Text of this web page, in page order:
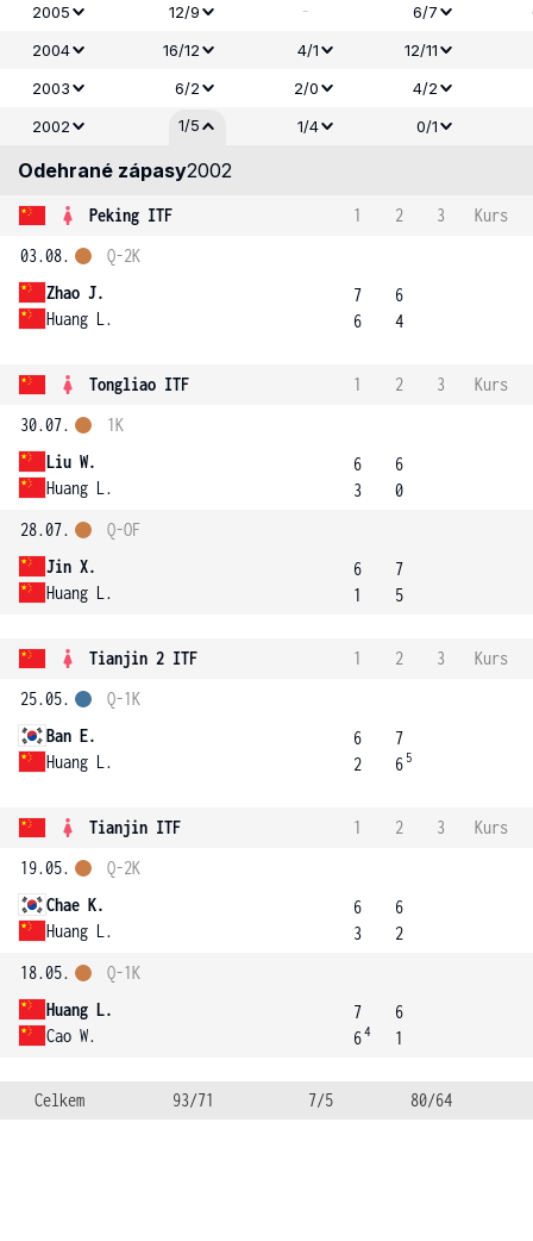
2005
12/9 - 6/7
2004
16/12 4/1
12/11
2003
6/2 2/0
4/2
2002
1/5 1/4 0/1
Odehrané zápasy2002
Peking ITF 1 2 3
Kurs
03.08.
Zhao J.
Huang L.
Q-2K
7
6
6
4
Tongliao ITF 1 2 3
Kurs
30.07.
Liu W.
Huang L.
1K
6
3
6
0
28.07.
Jin X.
Huang L.
Q-OF
6
1
7
5
Tianjin 2 ITF 1 2 3
Kurs
25.05.
Ban E.
Huang L.
Q-1K
6
2
7
6 5
Tianjin ITF 1 2 3
Kurs
19.05.
Chae K.
Huang L.
Q-2K
6
3
6
2
18.05.
Huang L.
Cao W.
Q-1K
7
64
6
1
Celkem 93/71 7/5 80/64